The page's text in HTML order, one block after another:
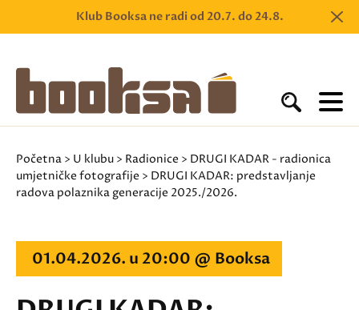
Klub Booksa ne radi od 20.7. do 24.8.
Početna > U klubu > Radionice > DRUGI KADAR - radionica
umjetničke fotografije > DRUGI KADAR: predstavljanje
radova polaznika generacije 2025./2026.
01.04.2026. u 20:00 @ Booksa